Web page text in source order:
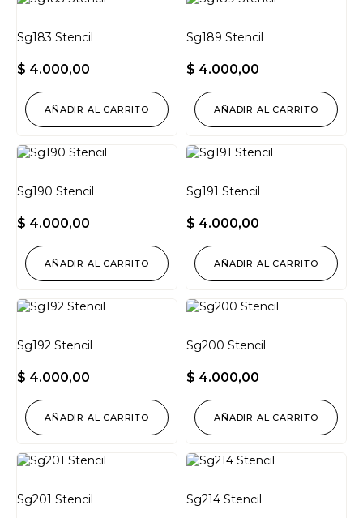
Sg183 Stencil
$ 4.000,00
AÑADIR AL CARRITO
Sg189 Stencil
$ 4.000,00
AÑADIR AL CARRITO
Sg190 Stencil
$ 4.000,00
AÑADIR AL CARRITO
Sg191 Stencil
$ 4.000,00
AÑADIR AL CARRITO
Sg192 Stencil
$ 4.000,00
AÑADIR AL CARRITO
Sg200 Stencil
$ 4.000,00
AÑADIR AL CARRITO
Sg201 Stencil Sg214 Stencil